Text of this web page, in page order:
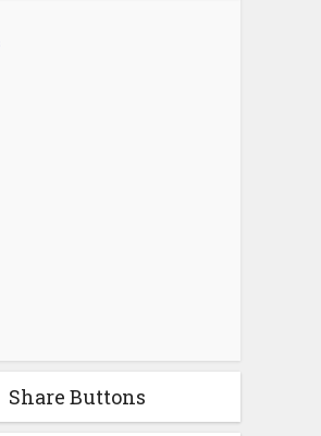
Share Buttons